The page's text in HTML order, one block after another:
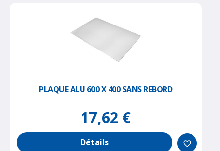
PLAQUE ALU 600 X 400 SANS REBORD
17,62 €
Détails favorite_border